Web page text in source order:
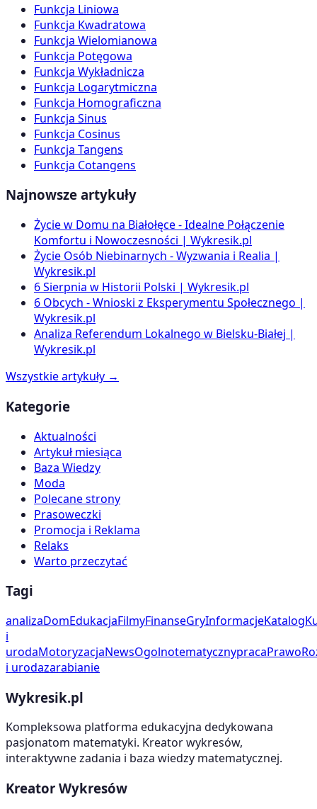
Funkcja Liniowa
Funkcja Kwadratowa
Funkcja Wielomianowa
Funkcja Potęgowa
Funkcja Wykładnicza
Funkcja Logarytmiczna
Funkcja Homograficzna
Funkcja Sinus
Funkcja Cosinus
Funkcja Tangens
Funkcja Cotangens
Najnowsze artykuły
Życie w Domu na Białołęce - Idealne Połączenie
Komfortu i Nowoczesności | Wykresik.pl
Życie Osób Niebinarnych - Wyzwania i Realia |
Wykresik.pl
6 Sierpnia w Historii Polski | Wykresik.pl
6 Obcych - Wnioski z Eksperymentu Społecznego |
Wykresik.pl
Analiza Referendum Lokalnego w Bielsku-Białej |
Wykresik.pl
Wszystkie artykuły →
Kategorie
Aktualności
Artykuł miesiąca
Baza Wiedzy
Moda
Polecane strony
Prasoweczki
Promocja i Reklama
Relaks
Warto przeczytać
Tagi
analizaDomEdukacjaFilmyFinanseGryInformacjeKatalog
i
urodaMotoryzacjaNewsOgolnotematycznypracaPrawo
i urodazarabianie
Wykresik.pl
Kompleksowa platforma edukacyjna dedykowana
pasjonatom matematyki. Kreator wykresów,
interaktywne zadania i baza wiedzy matematycznej.
Kreator Wykresów